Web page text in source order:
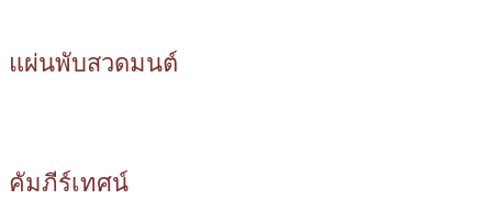
แผ่นพับสวดมนต์
คัมภีร์เทศน์